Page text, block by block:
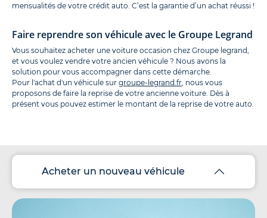
mensualités de votre crédit auto. C’est la garantie d’un achat réussi !
Faire reprendre son véhicule avec le Groupe Legrand
Vous souhaitez acheter une voiture occasion chez Groupe legrand,
et vous voulez vendre votre ancien véhicule ? Nous avons la
solution pour vous accompagner dans cette démarche.
Pour l'achat d'un véhicule sur groupe-legrand.fr , nous vous
proposons de faire la reprise de votre ancienne voiture. Dès à
présent vous pouvez estimer le montant de la reprise de votre auto.
Acheter un nouveau véhicule